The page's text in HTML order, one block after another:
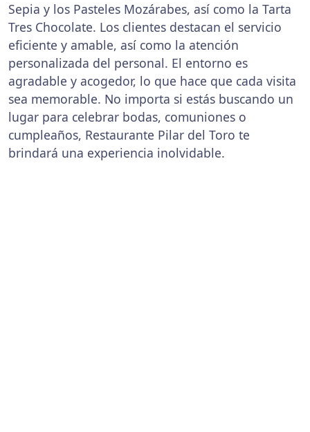
Sepia y los Pasteles Mozárabes, así como la Tarta
Tres Chocolate. Los clientes destacan el servicio
eficiente y amable, así como la atención
personalizada del personal. El entorno es
agradable y acogedor, lo que hace que cada visita
sea memorable. No importa si estás buscando un
lugar para celebrar bodas, comuniones o
cumpleaños, Restaurante Pilar del Toro te
brindará una experiencia inolvidable.